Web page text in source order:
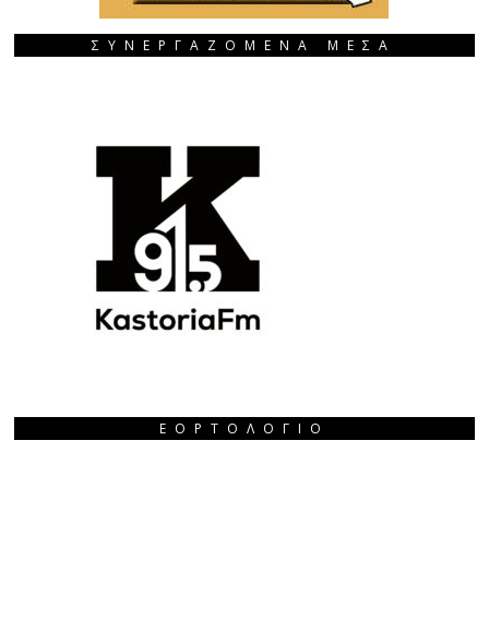
ΣΥΝΕΡΓΑΖΟΜΕΝΑ ΜΕΣΑ
ΕΟΡΤΟΛΌΓΙΟ